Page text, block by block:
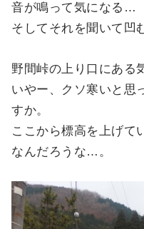
音が鳴って気になる…
そしてそれを聞いて凹
野間峠の上り口にある
いやー、クソ寒いと思
すか。
ここから標高を上げて
なんだろうな…。